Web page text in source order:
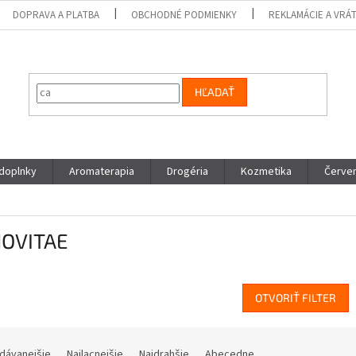
DOPRAVA A PLATBA OBCHODNÉ PODMIENKY REKLAMÁCIE A
HĽADAŤ
Aromaterapia Drogéria Kozmetika
OTVORIŤ FILTER